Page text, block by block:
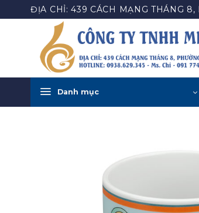
qua
ĐỊA CHỈ: 439 CÁCH MẠNG THÁNG 8,
Danh mục